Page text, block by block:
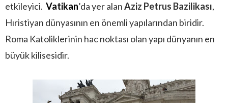
etkileyici. Vatikan’da yer alanAziz Petrus Bazilikası,
Hıristiyan dünyasının en önemli yapılarından biridir.
Roma Katoliklerinin hac noktası olan yapı dünyanın en
büyük kilisesidir.